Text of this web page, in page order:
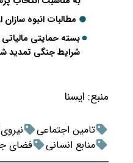
مطالبات انبوه
بسته حمایتی
شرایط جنگی تمدید
منبع: ايسنا
تامین اجتماعی
منابع انسانی
فضای